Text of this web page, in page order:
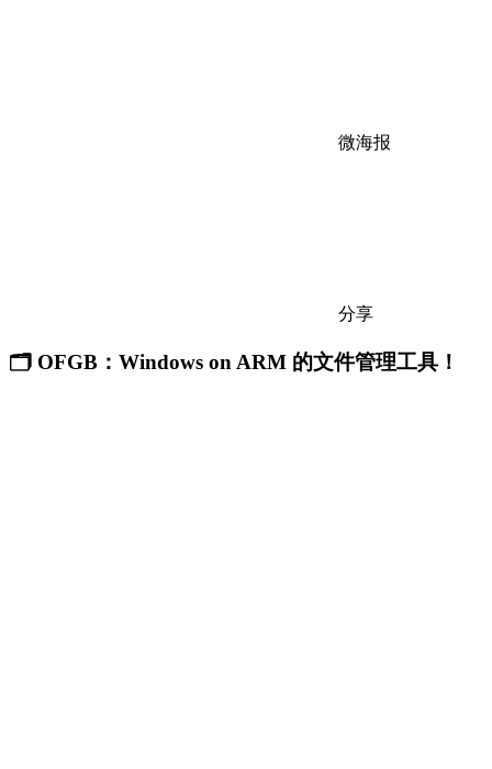
微海报
分享
🗂️ OFGB：Windows on ARM 的文件管理工具！